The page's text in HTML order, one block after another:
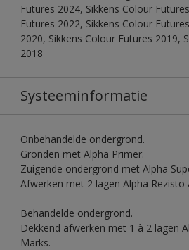
Futures 2024, Sikkens Colour
Futures 2022, Sikkens Colour
2020, Sikkens Colour Futures 2019,
2018
Systeeminformatie
Onbehandelde ondergrond.
Gronden met Alpha Primer.
Zuigende ondergrond met Alpha
Afwerken met 2 lagen Alpha Rezisto
Behandelde ondergrond.
Dekkend afwerken met 1 à 2 lagen
Marks.